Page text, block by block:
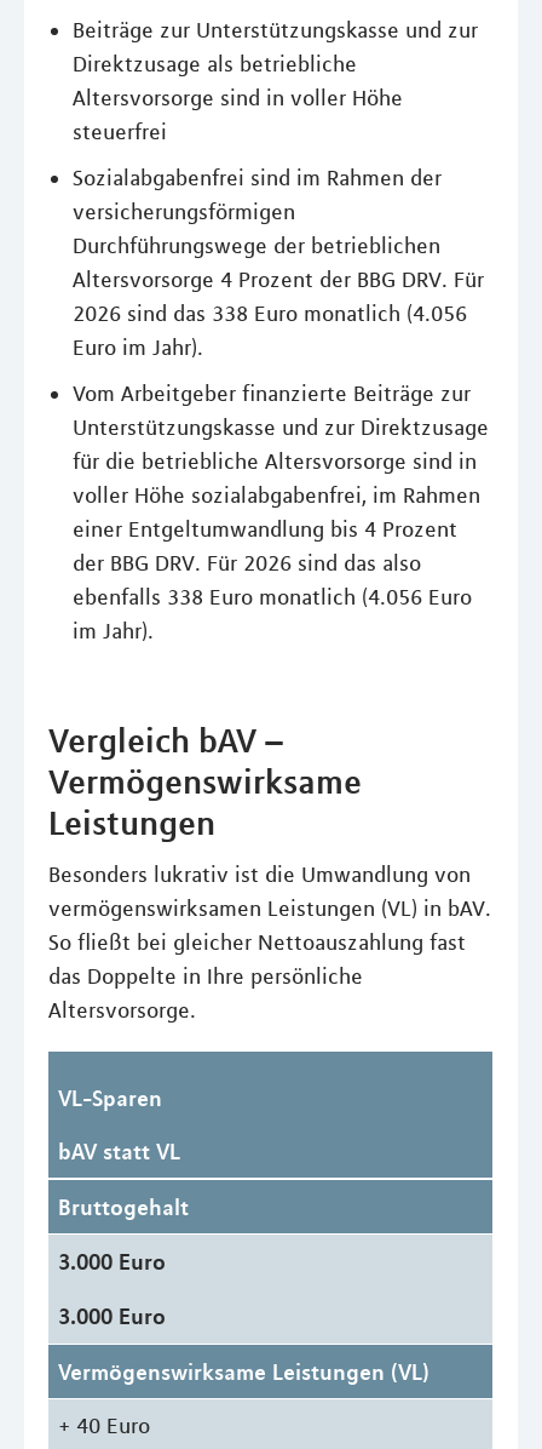
Beiträge zur Unterstützungskasse und zur
Direktzusage als betriebliche
Altersvorsorge sind in voller Höhe
steuerfrei
Sozialabgabenfrei sind im Rahmen der
versicherungsförmigen
Durchführungswege der betrieblichen
Altersvorsorge 4 Prozent der BBG DRV. Für
2026 sind das 338 Euro monatlich (4.056
Euro im Jahr).
Vom Arbeitgeber finanzierte Beiträge zur
Unterstützungskasse und zur Direktzusage
für die betriebliche Altersvorsorge sind in
voller Höhe sozialabgabenfrei, im Rahmen
einer Entgeltumwandlung bis 4 Prozent
der BBG DRV. Für 2026 sind das also
ebenfalls 338 Euro monatlich (4.056 Euro
im Jahr).
Vergleich bAV –
Vermögenswirksame
Leistungen
Besonders lukrativ ist die Umwandlung von
vermögenswirksamen Leistungen (VL) in bAV.
So fließt bei gleicher Nettoauszahlung fast
das Doppelte in Ihre persönliche
Altersvorsorge.
VL-Sparen
bAV statt VL
Bruttogehalt
3.000 Euro
3.000 Euro
Vermögenswirksame Leistungen (VL)
+ 40 Euro